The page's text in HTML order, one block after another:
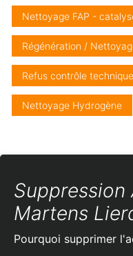
Nettoyage FAP -
Régénération /
Refus contrôle technique
Nettoyage Hydrogène
Suppression
Martens
Pourquoi supprimer